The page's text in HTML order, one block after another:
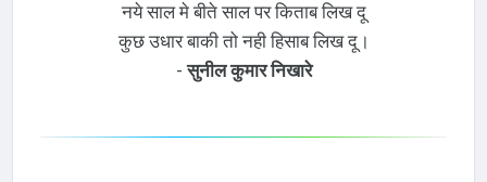
नये साल मे बीते साल पर किताब लिख दू
कुछ उधार बाकी तो नही हिसाब लिख दू।
-सुनील कुमार निखारे